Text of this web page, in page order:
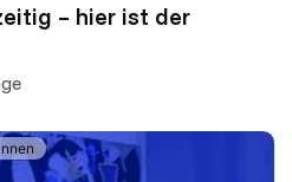
– hier ist der